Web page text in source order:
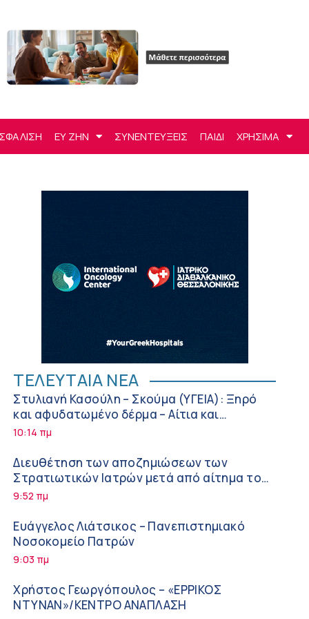
ΕΥ ΖΗΝ ΣΥΝΕΝΤΕΥΞΕΙΣ ΠΑΙΔΙ ΧΡΗΣΙΜΑ
ΤΕΛΕΥΤΑΙΑ ΝΕΑ
Στυλιανή Κασούλη – Σκούμα (ΥΓΕΙΑ): Ξηρό
και αφυδατωμένο δέρμα – Αίτια και
αντιμετώπιση
10:14 πμ
Διευθέτηση των αποζημιώσεων των
Στρατιωτικών Ιατρών μετά από αίτημα του
ΙΣΑ
9:52 πμ
Ευάγγελος Λιάτσικος – Πανεπιστημιακό
Νοσοκομείο Πατρών
9:03 πμ
Χρήστος Γεωργόπουλος – «ΕΡΡΙΚΟΣ
ΝΤΥΝΑΝ»/ΚΕΝΤΡΟ ΑΝΑΠΛΑΣΗ